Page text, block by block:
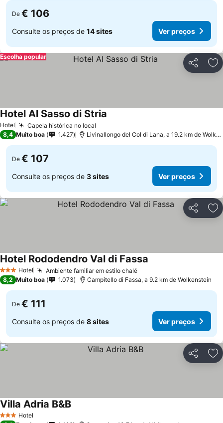
De € 106
Consulte os preços de 14 sites Ver preços
Partilhar
Escolha popular
Hotel Capela histórica no local
Hotel Al Sasso di Stria
8,4 Muito boa 1.427 Livinallongo del Col di Lana, a 19.2 km de
De € 107
Consulte os preços de 3 sites Ver preços
Partilhar
3 EstrelasHotel Ambiente familiar em estilo chaléVer preços
Hotel Rododendro Val di Fassa
8,2 Muito boa 1.073 Campitello di Fassa, a 9.2 km de Wolkenstein
De € 111
Consulte os preços de 8 sites Ver preços
Partilhar
3 EstrelasHotel
Villa Adria B&BVer preços